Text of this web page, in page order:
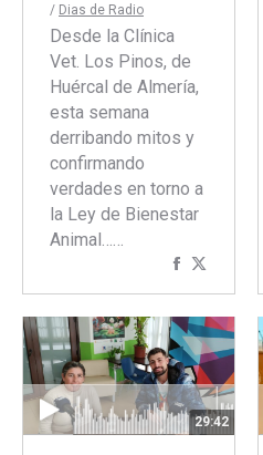
/ Dias de Radio
Desde la Clínica
Vet. Los Pinos, de
Huércal de Almería,
esta semana
derribando mitos y
confirmando
verdades en torno a
la Ley de Bienestar
Animal……
Compartir
con
Facebook
con
Twitter
29:42